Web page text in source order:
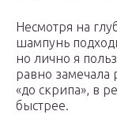
Несмотря на
шампунь
но лично я
равно замечала
«до скрипа», в
быстрее.